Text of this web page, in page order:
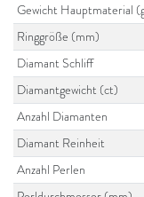
Gewicht Hauptmaterial
Ringgröße (mm)
Diamant Schliff
Diamantgewicht (ct)
Anzahl Diamanten
Diamant Reinheit
Anzahl Perlen